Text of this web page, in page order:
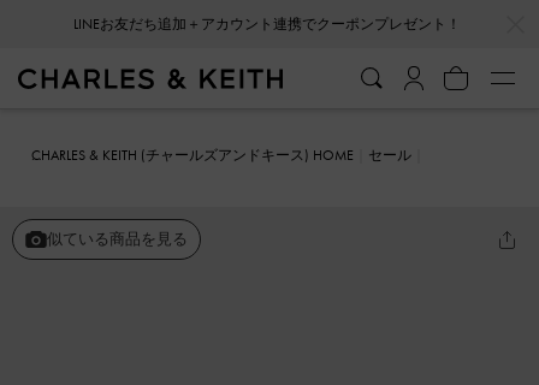
LINEお友だち追加＋アカウント連携でクーポンプレゼント！
CHARLES & KEITH (チャールズアンドキース) HOME
セール
似ている商品を見る